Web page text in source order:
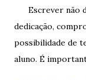
Escrever não
dedicação,
possibilidade de
aluno. É